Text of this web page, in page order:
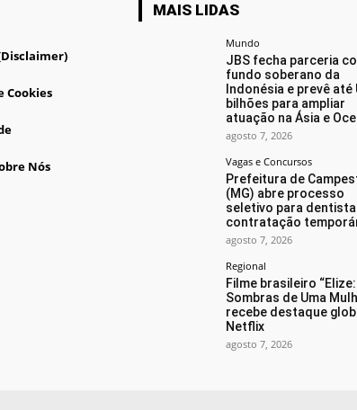
Cookies
Nós
MAIS LIDAS
Mundo
JBS fecha parceria
fundo soberano da
Indonésia e prevê até
bilhões para ampliar
atuação na Ásia e
agosto 7, 2026
Vagas e Concursos
Prefeitura de
(MG) abre processo
seletivo para
contratação
agosto 7, 2026
Regional
Filme brasileiro “Elize:
Sombras de Uma
recebe destaque
Netflix
agosto 7, 2026